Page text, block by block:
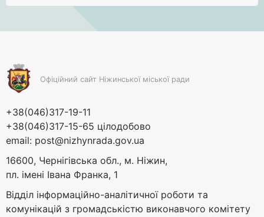
Офіційний сайт Ніжинської міської ради
+38(046)317-19-11
+38(046)317-15-65 цілодобово
email: post@nizhynrada.gov.ua
16600, Чернігівська обл., м. Ніжин,
пл. імені Івана Франка, 1
Відділ інформаційно-аналітичної роботи та
комунікацій з громадськістю виконавчого комітету